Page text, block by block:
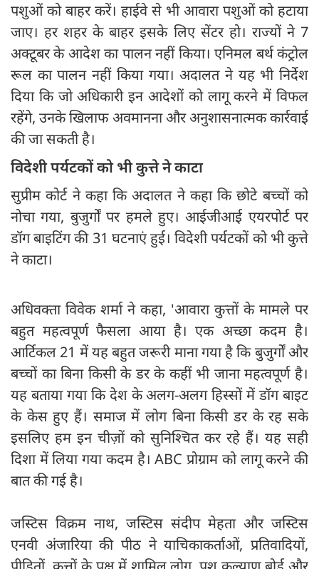
पशुओं को बाहर करें। हाईवे से भी आवारा पशुओं को हटाया
जाए। हर शहर के बाहर इसके लिए सेंटर हो। राज्यों ने 7
अक्टूबर के आदेश का पालन नहीं किया। एनिमल बर्थ कंट्रोल
रूल का पालन नहीं किया गया। अदालत ने यह भी निर्देश
दिया कि जो अधिकारी इन आदेशों को लागू करने में विफल
रहेंगे, उनके खिलाफ अवमानना और अनुशासनात्मक कार्रवाई
की जा सकती है।
विदेशी पर्यटकों को भी कुत्ते ने काटा
सुप्रीम कोर्ट ने कहा कि अदालत ने कहा कि छोटे बच्चों को
नोचा गया, बुजुर्गों पर हमले हुए। आईजीआई एयरपोर्ट पर
डॉग बाइटिंग की 31 घटनाएं हुई। विदेशी पर्यटकों को भी कुत्ते
ने काटा।
अधिवक्ता विवेक शर्मा ने कहा, 'आवारा कुत्तों के मामले पर
बहुत महत्वपूर्ण फैसला आया है। एक अच्छा कदम है।
आर्टिकल 21 में यह बहुत जरूरी माना गया है कि बुजुर्गों और
बच्चों का बिना किसी के डर के कहीं भी जाना महत्वपूर्ण है।
यह बताया गया कि देश के अलग-अलग हिस्सों में डॉग बाइट
के केस हुए हैं। समाज में लोग बिना किसी डर के रह सके
इसलिए हम इन चीज़ों को सुनिश्चित कर रहे हैं। यह सही
दिशा में लिया गया कदम है। ABC प्रोग्राम को लागू करने की
बात की गई है।
जस्टिस विक्रम नाथ, जस्टिस संदीप मेहता और जस्टिस
एनवी अंजारिया की पीठ ने याचिकाकर्ताओं, प्रतिवादियों,